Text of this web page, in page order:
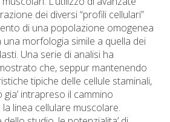
dei diversi “profili cellulari”
di una popolazione omogenea
morfologia simile a quella dei
Una serie di analisi ha
che, seppur mantenendo
tipiche delle cellule staminali,
intrapreso il cammino
linea cellulare muscolare.